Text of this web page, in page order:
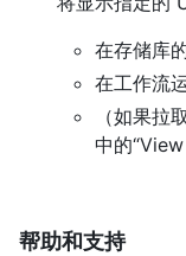
在存储库
在工作流
（如果拉
中的
帮助和支持